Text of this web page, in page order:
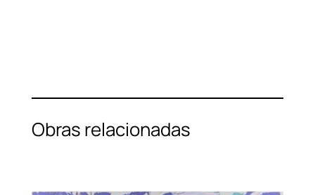
Obras relacionadas